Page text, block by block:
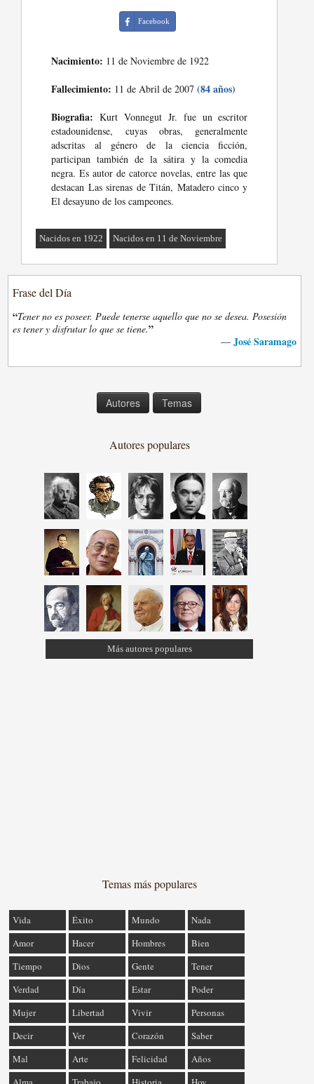
Facebook
Nacimiento: 11 de Noviembre de 1922
Fallecimiento: 11 de Abril de 2007(84 años)
Biografia: Kurt Vonnegut Jr. fue un escritor
estadounidense, cuyas obras, generalmente
adscritas al género de la ciencia ficción,
participan también de la sátira y la comedia
negra. Es autor de catorce novelas, entre las que
destacan Las sirenas de Titán, Matadero cinco y
El desayuno de los campeones.
Nacidos en 1922 Nacidos en 11 de Noviembre
Frase del Día
“Tener no es poseer. Puede tenerse aquello que no se desea. Posesión
es tener y disfrutar lo que se tiene.”
— José Saramago
Autores Temas
Autores populares
Más autores populares
Temas más populares
Vida Éxito Mundo
Nada
Amor
Hacer Hombres
Bien
Tiempo
Dios Gente
Tener
Verdad
Día Estar
Poder
Mujer
Libertad Vivir
Personas
Decir
Ver Corazón
Saber
Mal
Arte Felicidad
Años